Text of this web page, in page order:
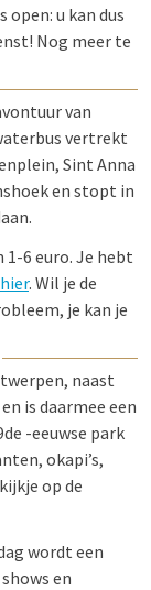
open: u kan dus
Nog meer te
van
vertrekt
Sint Anna
en stopt in
1-6 euro. Je hebt
hier. Wil je de
je kan je
naast
is daarmee een
-eeuwse park
okapi’s,
op de
wordt een
en